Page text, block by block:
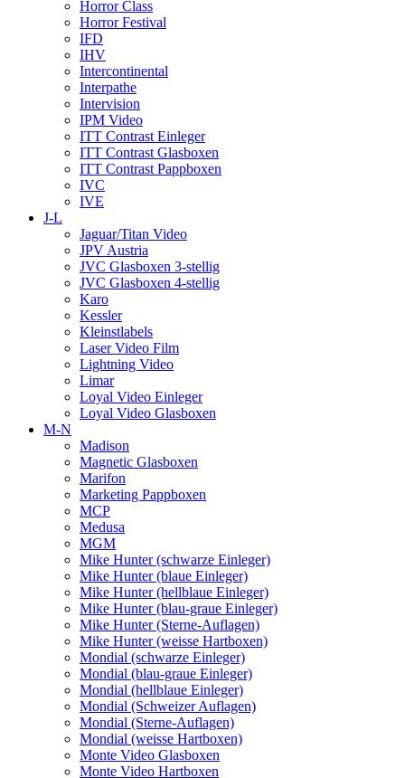
Horror Class
Horror Festival
IFD
IHV
Intercontinental
Interpathe
Intervision
IPM Video
ITT Contrast Einleger
ITT Contrast Glasboxen
ITT Contrast Pappboxen
IVC
IVE
J-L
Jaguar/Titan Video
JPV Austria
JVC Glasboxen 3-stellig
JVC Glasboxen 4-stellig
Karo
Kessler
Kleinstlabels
Laser Video Film
Lightning Video
Limar
Loyal Video Einleger
Loyal Video Glasboxen
M-N
Madison
Magnetic Glasboxen
Marifon
Marketing Pappboxen
MCP
Medusa
MGM
Mike Hunter (schwarze Einleger)
Mike Hunter (blaue Einleger)
Mike Hunter (hellblaue Einleger)
Mike Hunter (blau-graue Einleger)
Mike Hunter (Sterne-Auflagen)
Mike Hunter (weisse Hartboxen)
Mondial (schwarze Einleger)
Mondial (blau-graue Einleger)
Mondial (hellblaue Einleger)
Mondial (Schweizer Auflagen)
Mondial (Sterne-Auflagen)
Mondial (weisse Hartboxen)
Monte Video Glasboxen
Monte Video Hartboxen